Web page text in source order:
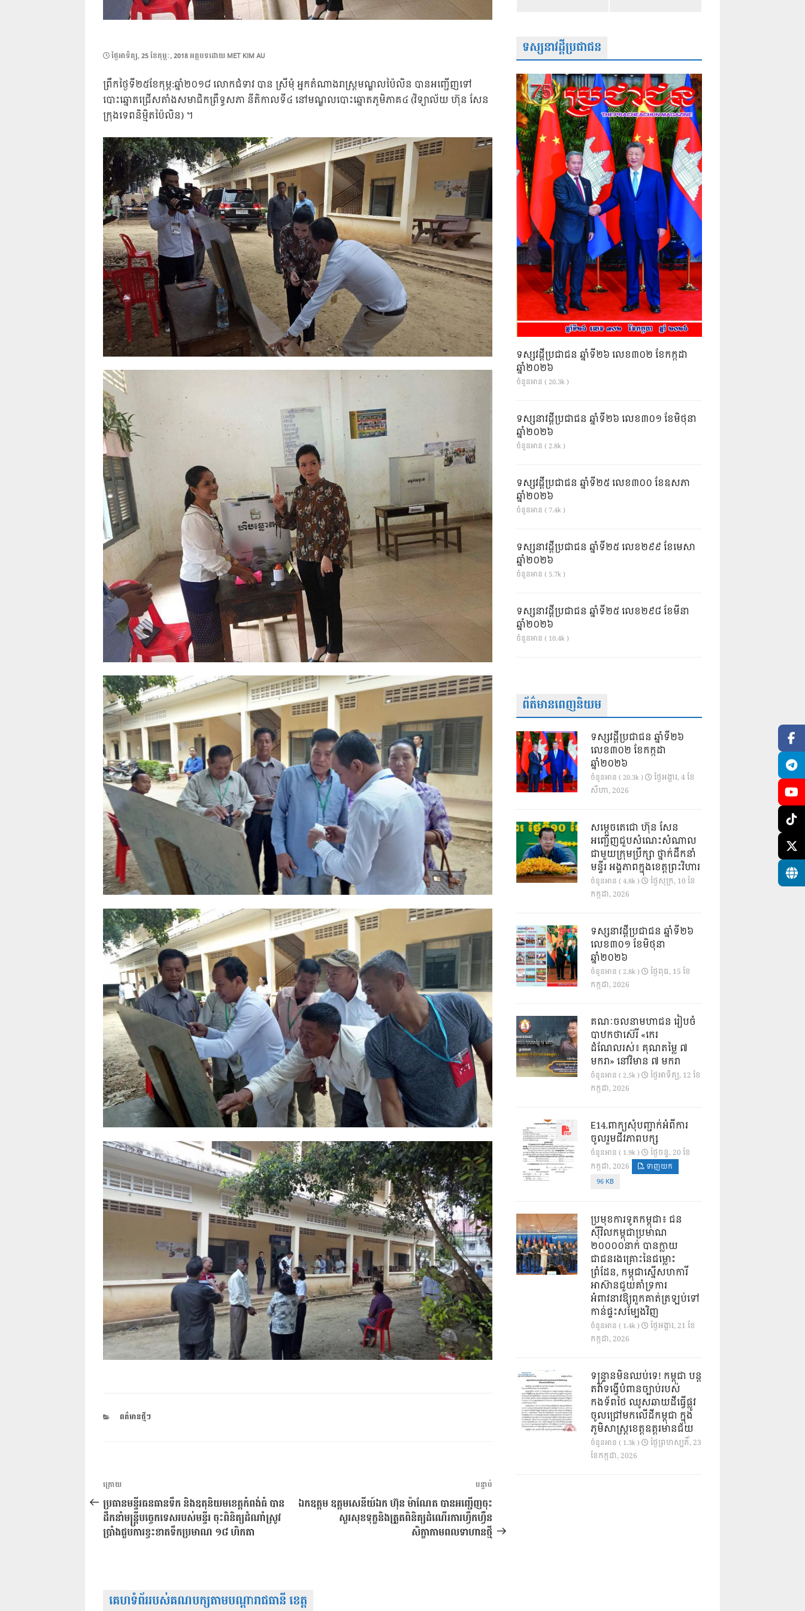
POSTED
ថ្ងៃ​អាទិត្យ, 25 ខែ​កុម្ភៈ, 2018អត្ថបទដោយ MET KIM AU
ព្រឹកថ្ងៃទី២៥ខែកុម្ភ:ឆ្នាំ២០១៨ លោកជំទាវ បាន ស្រីមុំ អ្នកតំណាងរាស្ត្រ​មណ្ឌលប៉ៃលិន បានអញ្ជើញទៅ
បោះឆ្នោតជ្រើសតាំងសមាជិកព្រឹទ្ធសភា នីតិកាលទី៤ នៅមណ្ឌលបោះឆ្នោតភូមិភាគ៤ (វិទ្យាល័យ ហ៊ុន សែន
ក្រុងទេពនិម្មិតប៉ៃលិន) ។
CATEGORIES
ពត៌មានថ្មីៗ
ការ​
នាំទិស​
ប្រកាស
អត្ថបទ
មុន
ក្រោយ
ប្រធានមន្ទីរធនធានទឹក និងឧតុនិយមខេត្តកំពង់ធំ បាន
ដឹកនាំមន្ត្រីបច្ចេកទេសរបស់មន្ទីរ ចុះពិនិត្យដំណាំស្រូវ
ប្រាំងជួបការខ្វះខាតទឹកប្រមាណ ១៨ ហិកតា
បន្ទាប់
ឯកឧត្តម ឧត្តមសេនីយ៍ឯក ហ៊ុន ម៉ាណែត បានអញ្ជើញចុះ
សួរសុខទុក្ខនិងត្រួតពិនិត្យដំណើរការហ្វឹកហ្វឺន
សិក្ខាកាមពលទាហានថ្មី
ទស្សនាវដ្តីប្រជាជន
ទស្សវដ្តីប្រជាជន ឆ្នាំទី២៦ លេខ៣០២ ខែកក្កដា
ឆ្នាំ២០២៦
ចំនួនអាន ( 20.3k )
ទស្សនាវដ្ដីប្រជាជន ឆ្នាំទី២៦ លេខ៣០១ ខែមិថុនា
ឆ្នាំ២០២៦
ចំនួនអាន ( 2.8k )
ទស្សវដ្តីប្រជាជន ឆ្នាំទី២៥ លេខ៣០០ ខែឧសភា
ឆ្នាំ២០២៦
ចំនួនអាន ( 7.4k )
ទស្សនាវដ្ដីប្រជាជន ឆ្នាំទី២៥ លេខ២៩៩ ខែមេសា
ឆ្នាំ២០២៦
ចំនួនអាន ( 5.7k )
ទស្សនាវដ្ដីប្រជាជន ឆ្នាំទី២៥ លេខ២៩៨ ខែមីនា
ឆ្នាំ២០២៦
ចំនួនអាន ( 10.4k )
ព័ត៌មានពេញនិយម
ទស្សវដ្តីប្រជាជន ឆ្នាំទី២៦
លេខ៣០២ ខែកក្កដា
ឆ្នាំ២០២៦
ចំនួនអាន ( 20.3k )
ថ្ងៃ​អង្គារ, 4 ខែ​
សីហា, 2026
សម្តេចតេជោ ហ៊ុន សែន
អញ្ជើញជួបសំណេះសំណាល
ជាមួយក្រុមប្រឹក្សា ថ្នាក់ដឹកនាំ
មន្ទីរ អង្គភាពក្នុងខេត្តព្រះវិហារ
ចំនួនអាន ( 4.8k )
ថ្ងៃ​សុក្រ, 10 ខែ​
កក្កដា, 2026
ទស្សនាវដ្ដីប្រជាជន ឆ្នាំទី២៦
លេខ៣០១ ខែមិថុនា
ឆ្នាំ២០២៦
ចំនួនអាន ( 2.8k )
ថ្ងៃ​ពុធ, 15 ខែ​
កក្កដា, 2026
គណៈចលនាមហាជន រៀបចំ
បាឋកថាស៊េរី «កេរ
ដំណែលរស់៖ គុណតម្លៃ ៧
មករា» នៅវិមាន ៧ មករា
ចំនួនអាន ( 2.5k )
ថ្ងៃ​អាទិត្យ, 12 ខែ​
កក្កដា, 2026
E14.ពាក្យសុំបញ្ជាក់អំពីការ
ចូលរួមជីវភាពបក្ស
ចំនួនអាន ( 1.9k )
ថ្ងៃ​ចន្ទ, 20 ខែ​
កក្កដា, 2026
ទាញយក
96 KB
ប្រមុខការទូតកម្ពុជា៖ ជន
ស៊ីវិលកម្ពុជាប្រមាណ
២០០០០នាក់ បានក្លាយ
ជាជនរងគ្រោះនៃជម្លោះ
ព្រំដែន, កម្ពុជាស្នើសហការី
អាស៊ានជួយគាំទ្រការ
អំពាវនាវឱ្យពួកគាត់ត្រឡប់ទៅ
កាន់ផ្ទះសម្បែងវិញ
ចំនួនអាន ( 1.4k )
ថ្ងៃ​អង្គារ, 21 ខែ​
កក្កដា, 2026
ទន្ទ្រានមិនឈប់ទេ! កម្ពុជា បន្ត
តវ៉ាទង្វើបំពានច្បាប់របស់
កងទ័ពថៃ ឈូសឆាយដីធ្វើផ្លូវ
ចូលជ្រៅមកលើដីកម្ពុជា ក្នុង
ភូមិសាស្ត្រខេត្តឧត្តរមានជ័យ
ចំនួនអាន ( 1.3k )
ថ្ងៃ​ព្រហស្បតិ៍, 23
ខែ​កក្កដា, 2026
គេហទំព័ររបស់គណបក្សតាមបណ្តារាជធានី ខេត្ត